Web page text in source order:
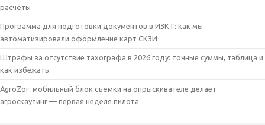
расчёты
Программа для подготовки документов в ИЗКТ: как мы
автоматизировали оформление карт СКЗИ
Штрафы за отсутствие тахографа в 2026 году: точные суммы, таблица и
как избежать
AgroZor: мобильный блок съёмки на опрыскивателе делает
агроскаутинг — первая неделя пилота